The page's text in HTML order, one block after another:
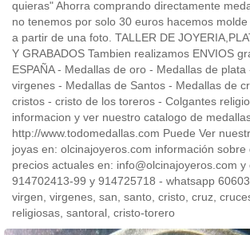
quieras" Ahorra comprando directamente
no tenemos por solo 30 euros hacemos
a partir de una foto. TALLER DE
Y GRABADOS Tambien realizamos ENVIOS
ESPAÑA - Medallas de oro - Medallas de
virgenes - Medallas de Santos - Medallas de
cristos - cristo de los toreros - Colgantes
informacion y ver nuestro catalogo de
http://www.todomedallas.com Puede Ver
joyas en: olcinajoyeros.com información sobre
precios actuales en: info@olcinajoyeros.com y
914702413-99 y 914725718 - whatsapp
virgen, virgenes, san, santo, cristo, cruz,
religiosas, santoral, cristo-torero